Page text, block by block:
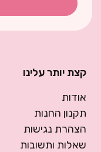
קצת יותר עלינו
אודות
תקנון החנות
הצהרת נגישות
שאלות ותשובות